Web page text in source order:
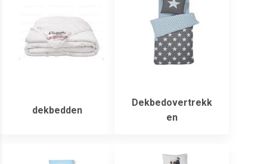
dekbedden
Dekbedovertrekk
en